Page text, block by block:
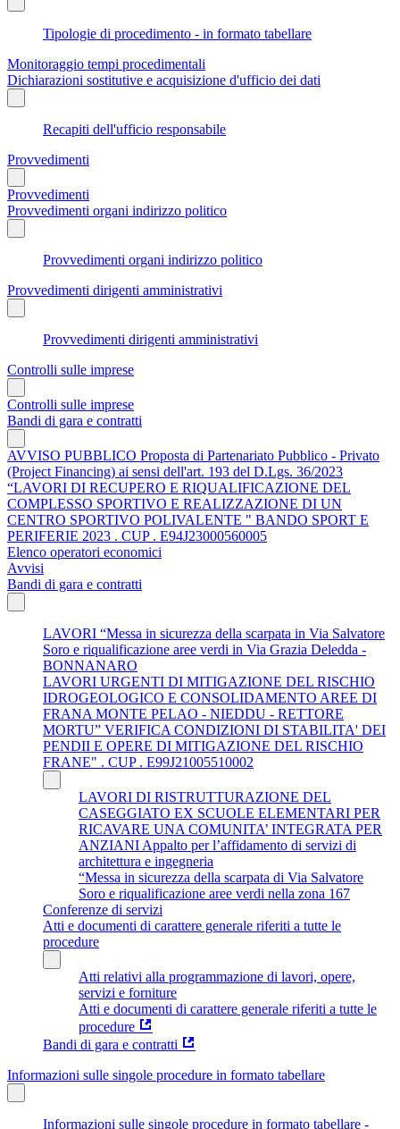
Tipologie di procedimento - in formato tabellare
Monitoraggio tempi procedimentali
Dichiarazioni sostitutive e acquisizione d'ufficio dei dati
Recapiti dell'ufficio responsabile
Provvedimenti
Provvedimenti
Provvedimenti organi indirizzo politico
Provvedimenti organi indirizzo politico
Provvedimenti dirigenti amministrativi
Provvedimenti dirigenti amministrativi
Controlli sulle imprese
Controlli sulle imprese
Bandi di gara e contratti
AVVISO PUBBLICO Proposta di Partenariato Pubblico - Privato
(Project Financing) ai sensi dell'art. 193 del D.Lgs. 36/2023
“LAVORI DI RECUPERO E RIQUALIFICAZIONE DEL
COMPLESSO SPORTIVO E REALIZZAZIONE DI UN
CENTRO SPORTIVO POLIVALENTE " BANDO SPORT E
PERIFERIE 2023 . CUP . E94J23000560005
Elenco operatori economici
Avvisi
Bandi di gara e contratti
LAVORI “Messa in sicurezza della scarpata in Via Salvatore
Soro e riqualificazione aree verdi in Via Grazia Deledda -
BONNANARO
LAVORI URGENTI DI MITIGAZIONE DEL RISCHIO
IDROGEOLOGICO E CONSOLIDAMENTO AREE DI
FRANA MONTE PELAO - NIEDDU - RETTORE
MORTU” VERIFICA CONDIZIONI DI STABILITA' DEI
PENDII E OPERE DI MITIGAZIONE DEL RISCHIO
FRANE" . CUP . E99J21005510002
LAVORI DI RISTRUTTURAZIONE DEL
CASEGGIATO EX SCUOLE ELEMENTARI PER
RICAVARE UNA COMUNITA’ INTEGRATA PER
ANZIANI Appalto per l’affidamento di servizi di
architettura e ingegneria
“Messa in sicurezza della scarpata di Via Salvatore
Soro e riqualificazione aree verdi nella zona 167
Conferenze di servizi
Atti e documenti di carattere generale riferiti a tutte le
procedure
Atti relativi alla programmazione di lavori, opere,
servizi e forniture
Atti e documenti di carattere generale riferiti a tutte le
procedure
Bandi di gara e contratti
Informazioni sulle singole procedure in formato tabellare
Informazioni sulle singole procedure in formato tabellare -